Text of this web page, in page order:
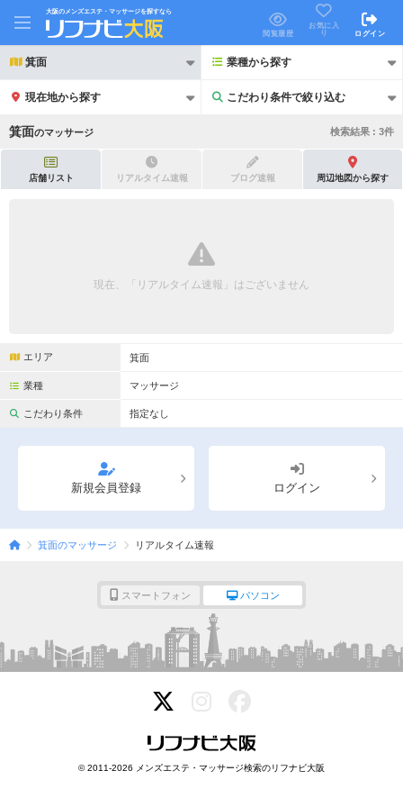
大阪のメンズエステ・マッサージを探すなら
閲覧履歴
お気に入
り
ログイン
箕面 業種から探す
現在地から探す こだわり条件で絞り込む
こだわり条件で絞り込む
完全個室
ペアルームあり シャワー室完備
フットバスあり
専用駐車場あり 有資格者在籍
日本人スタッフのみ
Ｗセラピスト
こだわり条件を変更
箕面のマッサージ 検索結果 : 3件
店舗リスト リアルタイム速報 ブログ速報 周辺地図から探す
現在、「リアルタイム速報」はございません
エリア 箕面
業種 マッサージ
こだわり条件 指定なし
新規会員登録 ログイン
箕面のマッサージ リアルタイム速報
スマートフォン パソコン
© 2011-2026 メンズエステ・マッサージ検索のリフナビ大阪